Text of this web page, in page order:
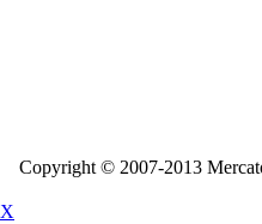
Copyright © 2007-2013
X